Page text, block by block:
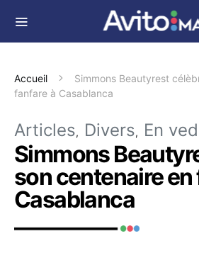
Accueil
Simmons Beautyrest
fanfare à Casablanca
Articles Divers En
Simmons
son centenaire en
Casablanca